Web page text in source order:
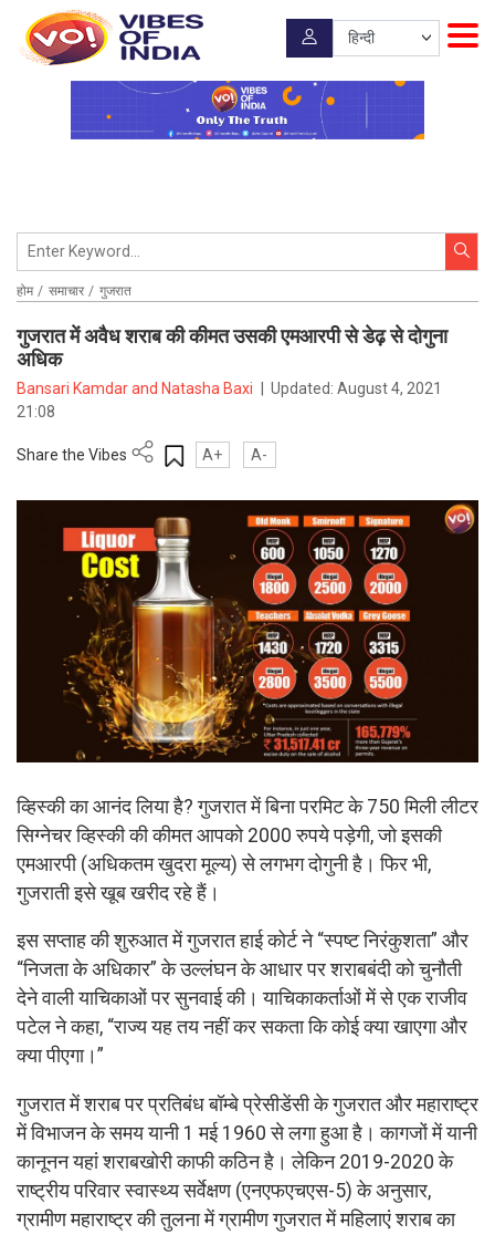
होम समाचार गुजरात
गुजरात में अवैध शराब की कीमत उसकी एमआरपी से डेढ़ से दोगुना
अधिक
Bansari Kamdar and Natasha Baxi Updated:August 4, 2021
21:08
Share the Vibes A+ A-
व्हिस्की का आनंद लिया है? गुजरात में बिना परमिट के 750 मिली लीटर
सिग्नेचर व्हिस्की की कीमत आपको 2000 रुपये पड़ेगी, जो इसकी
एमआरपी (अधिकतम खुदरा मूल्य) से लगभग दोगुनी है। फिर भी,
गुजराती इसे खूब खरीद रहे हैं।
इस सप्ताह की शुरुआत में गुजरात हाई कोर्ट ने “स्पष्ट निरंकुशता” और
“निजता के अधिकार” के उल्लंघन के आधार पर शराबबंदी को चुनौती
देने वाली याचिकाओं पर सुनवाई की। याचिकाकर्ताओं में से एक राजीव
पटेल ने कहा, “राज्य यह तय नहीं कर सकता कि कोई क्या खाएगा और
क्या पीएगा।”
गुजरात में शराब पर प्रतिबंध बॉम्बे प्रेसीडेंसी के गुजरात और महाराष्ट्र
में विभाजन के समय यानी 1 मई 1960 से लगा हुआ है। कागजों में यानी
कानूनन यहां शराबखोरी काफी कठिन है। लेकिन 2019-2020 के
राष्ट्रीय परिवार स्वास्थ्य सर्वेक्षण (एनएफएचएस-5) के अनुसार,
ग्रामीण महाराष्ट्र की तुलना में ग्रामीण गुजरात में महिलाएं शराब का